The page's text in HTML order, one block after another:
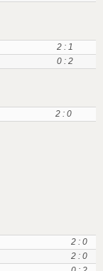
2 : 1
0 : 2
2 : 0
2 : 0
2 : 0